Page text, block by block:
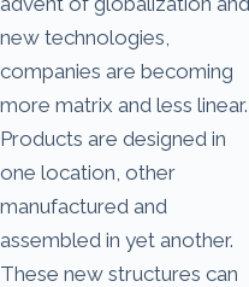
new technologies,
companies are becoming
more matrix and less linear.
Products are designed in
one location, other
manufactured and
assembled in yet another.
These new structures can